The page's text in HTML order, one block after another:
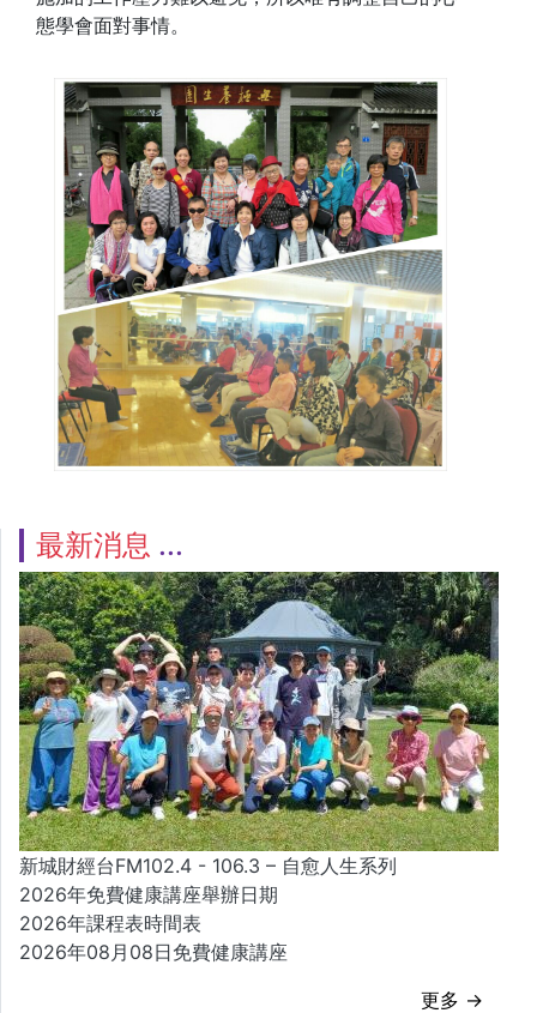
態學會面對事情。
最新消息
新城財經台FM102.4 - 106.3 – 自愈人生系列
2026年免費健康講座舉辦日期
2026年課程表時間表
2026年08月08日免費健康講座
更多 →